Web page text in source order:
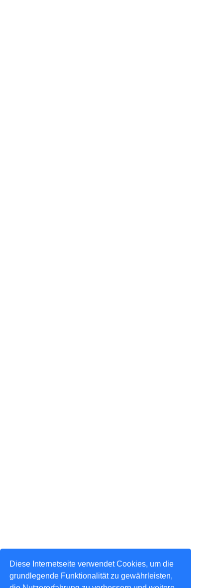
Diese Internetseite verwendet Cookies, um die
grundlegende Funktionalität zu gewährleisten,